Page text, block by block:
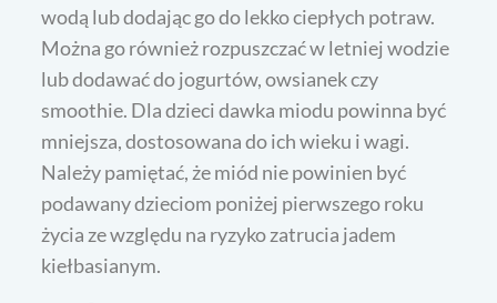
wodą lub dodając go do lekko ciepłych potraw.
Można go również rozpuszczać w letniej wodzie
lub dodawać do jogurtów, owsianek czy
smoothie. Dla dzieci dawka miodu powinna być
mniejsza, dostosowana do ich wieku i wagi.
Należy pamiętać, że miód nie powinien być
podawany dzieciom poniżej pierwszego roku
życia ze względu na ryzyko zatrucia jadem
kiełbasianym.